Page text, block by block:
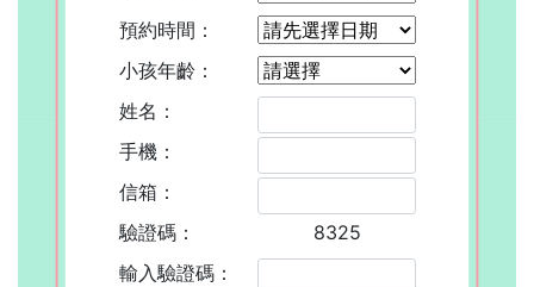
預約時間：
小孩年齡：
姓名：
手機：
信箱：
驗證碼：
8325
輸入驗證碼：